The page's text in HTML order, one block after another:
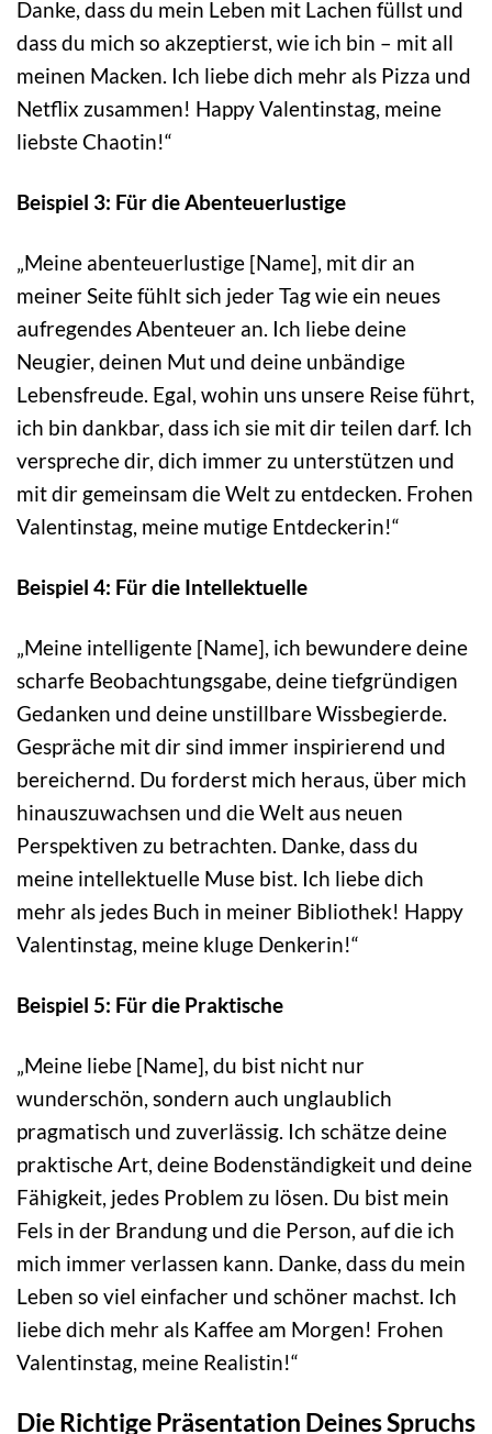
Danke, dass du mein Leben mit Lachen füllst und
dass du mich so akzeptierst, wie ich bin – mit all
meinen Macken. Ich liebe dich mehr als Pizza und
Netflix zusammen! Happy Valentinstag, meine
liebste Chaotin!“
Beispiel 3: Für die Abenteuerlustige
„Meine abenteuerlustige [Name], mit dir an
meiner Seite fühlt sich jeder Tag wie ein neues
aufregendes Abenteuer an. Ich liebe deine
Neugier, deinen Mut und deine unbändige
Lebensfreude. Egal, wohin uns unsere Reise führt,
ich bin dankbar, dass ich sie mit dir teilen darf. Ich
verspreche dir, dich immer zu unterstützen und
mit dir gemeinsam die Welt zu entdecken. Frohen
Valentinstag, meine mutige Entdeckerin!“
Beispiel 4: Für die Intellektuelle
„Meine intelligente [Name], ich bewundere deine
scharfe Beobachtungsgabe, deine tiefgründigen
Gedanken und deine unstillbare Wissbegierde.
Gespräche mit dir sind immer inspirierend und
bereichernd. Du forderst mich heraus, über mich
hinauszuwachsen und die Welt aus neuen
Perspektiven zu betrachten. Danke, dass du
meine intellektuelle Muse bist. Ich liebe dich
mehr als jedes Buch in meiner Bibliothek! Happy
Valentinstag, meine kluge Denkerin!“
Beispiel 5: Für die Praktische
„Meine liebe [Name], du bist nicht nur
wunderschön, sondern auch unglaublich
pragmatisch und zuverlässig. Ich schätze deine
praktische Art, deine Bodenständigkeit und deine
Fähigkeit, jedes Problem zu lösen. Du bist mein
Fels in der Brandung und die Person, auf die ich
mich immer verlassen kann. Danke, dass du mein
Leben so viel einfacher und schöner machst. Ich
liebe dich mehr als Kaffee am Morgen! Frohen
Valentinstag, meine Realistin!“
Die Richtige Präsentation Deines Spruchs